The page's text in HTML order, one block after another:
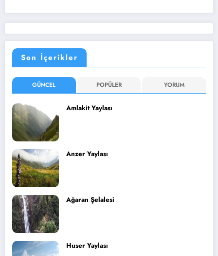
Son İçerikler
GÜNCEL POPÜLER YORUM
Amlakit Yaylası
Anzer Yaylası
Ağaran Şelalesi
Huser Yaylası